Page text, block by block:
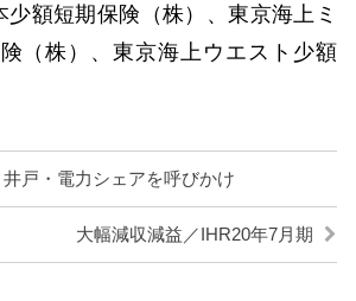
少額短期保険（株）、東京海上ミ
（株）、東京海上ウエスト少額
戸・電力シェアを呼びかけ
大幅減収減益／IHR20年7月期